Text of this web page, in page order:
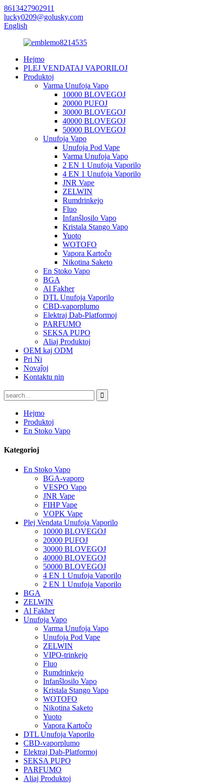
8613427902911
lucky0209@golusky.com
English
Hejmo
PLEJ VENDATAJ VAPORILOJ
Produktoj
Varma Unufoja Vapo
10000 BLOVEGOJ
20000 PUFOJ
30000 BLOVEGOJ
40000 BLOVEGOJ
50000 BLOVEGOJ
Unufoja Vapo
Unufoja Pod Vape
Varma Unufoja Vapo
2 EN 1 Unufoja Vaporilo
4 EN 1 Unufoja Vaporilo
JNR Vape
ZELWIN
Rumdrinkejo
Fluo
Infanŝlosilo Vapo
Kristala Stango Vapo
Yuoto
WOTOFO
Vapora Kartoĉo
Nikotina Saketo
En Stoko Vapo
BGA
Al Fakher
DTL Unufoja Vaporilo
CBD-vaporplumo
Elektraj Dab-Platformoj
PARFUMO
SEKSA PUPO
Aliaj Produktoj
OEM kaj ODM
Pri Ni
Novaĵoj
Kontaktu nin
Hejmo
Produktoj
En Stoko Vapo
Kategorioj
En Stoko Vapo
BGA-vaporo
VESPO Vapo
JNR Vape
FIHP Vape
VOPK Vape
Plej Vendata Unufoja Vaporilo
10000 BLOVEGOJ
20000 PUFOJ
30000 BLOVEGOJ
40000 BLOVEGOJ
50000 BLOVEGOJ
4 EN 1 Unufoja Vaporilo
2 EN 1 Unufoja Vaporilo
BGA
ZELWIN
Al Fakher
Unufoja Vapo
Varma Unufoja Vapo
Unufoja Pod Vape
ZELWIN
VIPO-trinkejo
Fluo
Rumdrinkejo
Infanŝlosilo Vapo
Kristala Stango Vapo
WOTOFO
Nikotina Saketo
Yuoto
Vapora Kartoĉo
DTL Unufoja Vaporilo
CBD-vaporplumo
Elektraj Dab-Platformoj
SEKSA PUPO
PARFUMO
Aliaj Produktoj